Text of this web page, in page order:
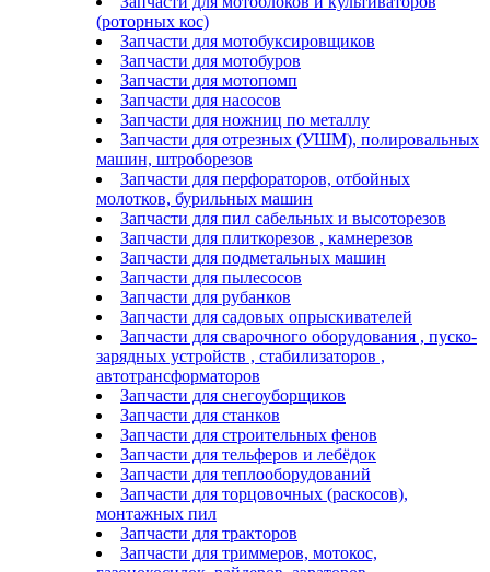
(роторных кос)
Запчасти для мотобуксировщиков
Запчасти для мотобуров
Запчасти для мотопомп
Запчасти для насосов
Запчасти для ножниц по металлу
Запчасти для отрезных (УШМ), полировальных
машин, штроборезов
Запчасти для перфораторов, отбойных
молотков, бурильных машин
Запчасти для пил сабельных и высоторезов
Запчасти для плиткорезов , камнерезов
Запчасти для подметальных машин
Запчасти для пылесосов
Запчасти для рубанков
Запчасти для садовых опрыскивателей
Запчасти для сварочного оборудования , пуско-
зарядных устройств , стабилизаторов ,
автотрансформаторов
Запчасти для снегоуборщиков
Запчасти для станков
Запчасти для строительных фенов
Запчасти для тельферов и лебёдок
Запчасти для теплооборудований
Запчасти для торцовочных (раскосов),
монтажных пил
Запчасти для тракторов
Запчасти для триммеров, мотокос,